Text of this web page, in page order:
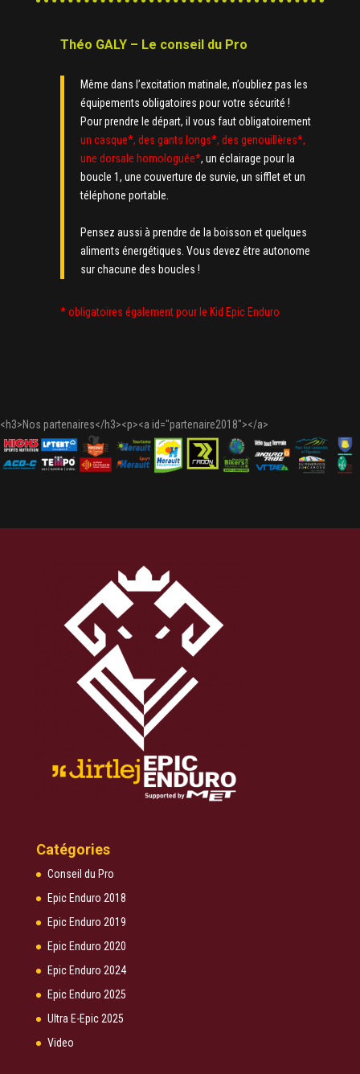
Théo GALY – Le conseil du Pro
Même dans l’excitation matinale, n’oubliez pas les
équipements obligatoires pour votre sécurité !
Pour prendre le départ, il vous faut obligatoirement
un casque*, des gants longs*, des genouillères*,
une dorsale homologuée*, un éclairage pour la
boucle 1, une couverture de survie, un sifflet et un
téléphone portable.
Pensez aussi à prendre de la boisson et quelques
aliments énergétiques. Vous devez être autonome
sur chacune des boucles !
* obligatoires également pour le Kid Epic Enduro
<h3>Nos partenaires</h3><p><a id="partenaire2018"></a>
Catégories
Conseil du Pro
Epic Enduro 2018
Epic Enduro 2019
Epic Enduro 2020
Epic Enduro 2024
Epic Enduro 2025
Ultra E-Epic 2025
Video